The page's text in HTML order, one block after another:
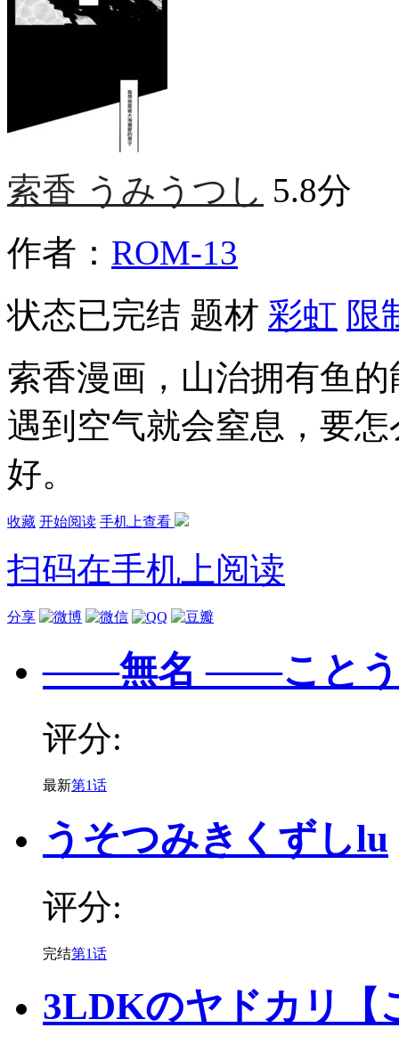
索香 うみうつし 5.8分
作者： ROM-13
状态已完结 题材 彩虹 限
索香漫画，山治拥有鱼
遇到空气就会窒息，要
好。
收藏 开始阅读 手机上查看
扫码在手机上阅读
分享
——無名 ——こと
评分:
最新第1话
うそつみきくずしlu
评分:
完结第1话
3LDKのヤドカリ【